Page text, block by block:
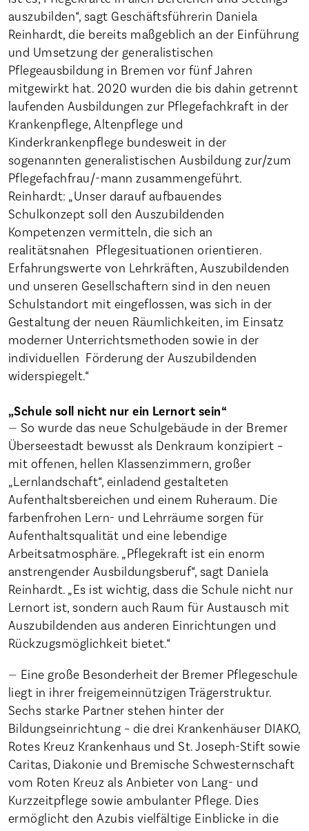
auszubilden“, sagt Geschäftsführerin Daniela
Reinhardt, die bereits maßgeblich an der Einführung
und Umsetzung der generalistischen
Pflegeausbildung in Bremen vor fünf Jahren
mitgewirkt hat. 2020 wurden die bis dahin getrennt
laufenden Ausbildungen zur Pflegefachkraft in der
Krankenpflege, Altenpflege und
Kinderkrankenpflege bundesweit in der
sogenannten generalistischen Ausbildung zur/zum
Pflegefachfrau/-mann zusammengeführt.
Reinhardt: „Unser darauf aufbauendes
Schulkonzept soll den Auszubildenden
Kompetenzen vermitteln, die sich an
realitätsnahen ­ Pflegesituationen orientieren.
Erfahrungswerte von Lehrkräften, Auszubildenden
und unseren Gesellschaftern sind in den neuen
Schulstandort mit eingeflossen, was sich in der
Gestaltung der neuen Räumlichkeiten, im Einsatz
moderner Unterrichtsmethoden sowie in der
individuellen ­ Förderung der Auszubildenden
widerspiegelt.“
„Schule soll nicht nur ein Lernort sein“
So wurde das neue Schulgebäude in der Bremer
Überseestadt bewusst als Denkraum konzipiert –
mit offenen, hellen Klassenzimmern, großer
„Lernlandschaft“, einladend gestalteten
Aufenthaltsbereichen und einem Ruheraum. Die
farbenfrohen Lern- und Lehrräume sorgen für
Aufenthaltsqualität und eine lebendige
Arbeitsatmosphäre. „Pflegekraft ist ein enorm
anstrengender Ausbildungsberuf“, sagt Daniela
Reinhardt. „Es ist wichtig, dass die Schule nicht nur
Lernort ist, sondern auch Raum für Austausch mit
Auszubildenden aus anderen Einrichtungen und
Rückzugsmöglichkeit bietet.“
Eine große Besonderheit der Bremer Pflegeschule
liegt in ihrer freigemeinnützigen Trägerstruktur.
Sechs starke Partner stehen hinter der
Bildungseinrichtung – die drei Krankenhäuser DIAKO,
Rotes Kreuz Krankenhaus und St. Joseph-Stift sowie
Caritas, Diakonie und Bremische Schwesternschaft
vom Roten Kreuz als Anbieter von Lang- und
Kurzzeitpflege sowie ambulanter Pflege. Dies
ermöglicht den Azubis vielfältige Einblicke in die